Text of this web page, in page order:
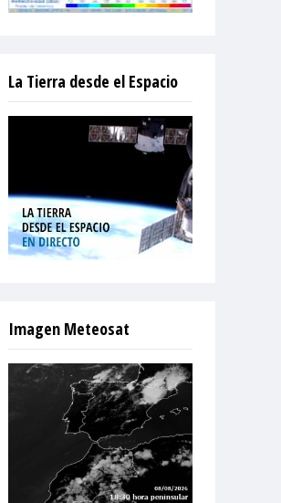
La Tierra desde el Espacio
Imagen Meteosat